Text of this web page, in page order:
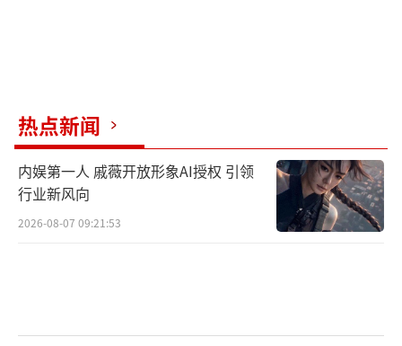
热点新闻
内娱第一人 戚薇开放形象AI授权 引领
行业新风向
2026-08-07 09:21:53